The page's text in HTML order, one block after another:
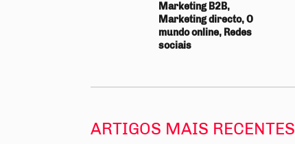
Marketing B2B,
Marketing directo, O
mundo online, Redes
sociais
ARTIGOS MAIS RECENTES